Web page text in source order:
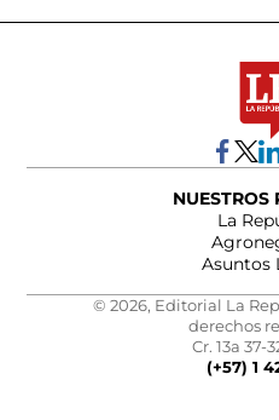
NUESTROS
La
Asuntos
© 2026, Editorial La
derechos
Cr. 13a 37-
(+57) 1